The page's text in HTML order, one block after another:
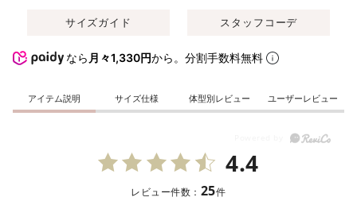
サイズガイド スタッフコーデ
なら 月々1,330円から。分割手数料無料
アイテム説明 サイズ仕様 体型別レビュー ユーザーレビュー
4.4
レビュー件数： 25件